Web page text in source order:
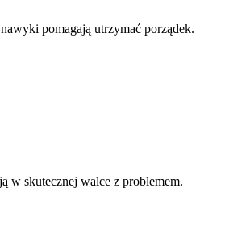
pomagają utrzymać porządek.
w skutecznej walce z problemem.